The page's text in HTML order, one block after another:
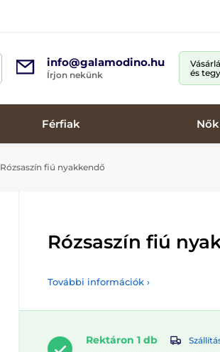
info@galamodino.hu
Írjon nekünk
és
Férfiak Nők
Rózsaszín fiú nyakkendő
Rózsaszín fiú
További információk ›
Rektáron 1 db